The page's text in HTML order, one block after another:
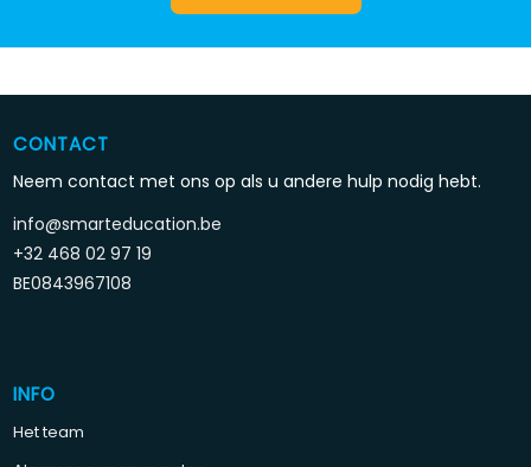
CONTACT
Neem contact met ons op als u andere hulp nodig hebt.
info@smarteducation.be
+32 468 02 97 19
BE0843967108
INFO
Het team